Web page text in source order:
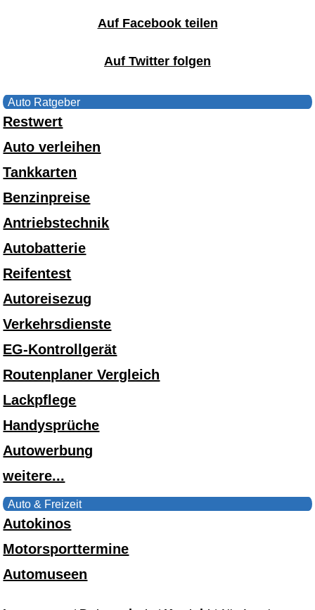
Auf Facebook teilen
Auf Twitter folgen
Auto Ratgeber
Restwert
Auto verleihen
Tankkarten
Benzinpreise
Antriebstechnik
Autobatterie
Reifentest
Autoreisezug
Verkehrsdienste
EG-Kontrollgerät
Routenplaner Vergleich
Lackpflege
Handysprüche
Autowerbung
weitere...
Auto & Freizeit
Autokinos
Motorsporttermine
Automuseen